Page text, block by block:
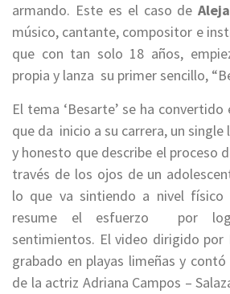
armando. Este es el caso de
músico, cantante, compositor e
que con tan solo 18 años,
propia y lanza su primer sencillo,
El tema ‘Besarte’ se ha
que da inicio a su carrera, un
y honesto que describe el proceso
través de los ojos de un
lo que va sintiendo a nivel físico
resume el esfuerzo por
sentimientos. El video dirigido por
grabado en playas limeñas y
de la actriz Adriana Campos –